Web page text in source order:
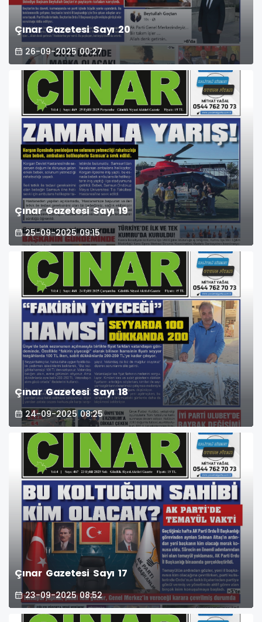
Çınar Gazetesi Sayı 20
26-09-2025 00:27
Çınar Gazetesi Sayı 19
25-09-2025 09:15
Çınar Gazetesi Sayı 18
24-09-2025 08:25
Çınar Gazetesi Sayı 17
23-09-2025 08:52